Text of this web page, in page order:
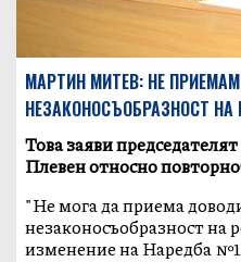
МАРТИН МИТЕВ: НЕ
НЕЗАКОНОСЪОБРАЗНОСТ
Това заяви
Плевен относно
"Не мога да приема
незаконосъобразност на
изменение на Наредба